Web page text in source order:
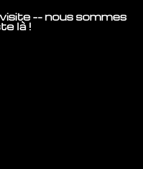
-- nous sommes
là !